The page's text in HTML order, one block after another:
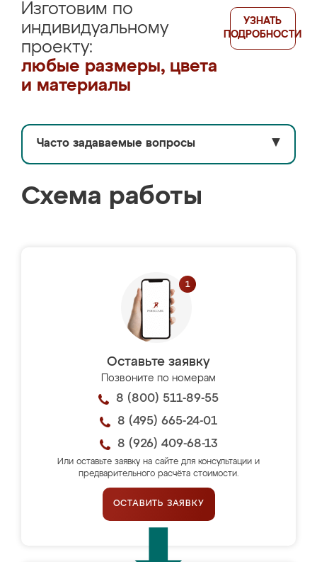
Изготовим по
индивидуальному
проекту:
любые размеры, цвета
и материалы
УЗНАТЬ
ПОДРОБНОСТИ
Часто задаваемые вопросы ▼
Схема работы
Оставьте заявку
Позвоните по номерам
8 (800) 511-89-55
8 (495) 665-24-01
8 (926) 409-68-13
Или оставьте заявку на сайте для консультации и
предварительного расчёта стоимости.
ОСТАВИТЬ ЗАЯВКУ